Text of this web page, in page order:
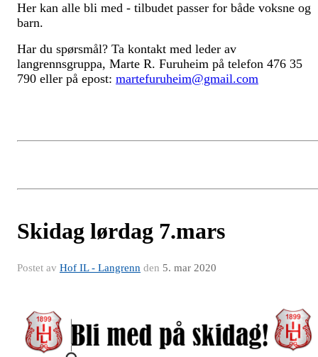
Her kan alle bli med - tilbudet passer for både voksne og
barn.
Har du spørsmål? Ta kontakt med leder av
langrennsgruppa, Marte R. Furuheim på telefon 476 35
790 eller på epost: martefuruheim@gmail.com
Skidag lørdag 7.mars
Postet av Hof IL - Langrenn den 5. mar 2020